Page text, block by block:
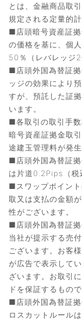
とは、金融商品取
規定される定量的
■店頭暗号資産証
の価格を基に、個
50％（レバレッジ2
■店頭外国為替証
ッジの効果により
すが、預託した証
います。
■各取引の取引手
暗号資産証拠金取
途建玉管理料が発生
■店頭外国為替証
は片道0.2Pips（税
■スワップポイン
取又は支払の金額
性がございます。
■店頭外国為替証
当社が提示する売
ございます。お客
が広告で表示して
ざいます。お取引
ドを保証するもの
■店頭外国為替証
ロスカットルール